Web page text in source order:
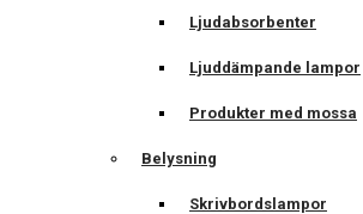
Ljudabsorbenter
Ljuddämpande lampor
Produkter med mossa
Belysning
Skrivbordslampor